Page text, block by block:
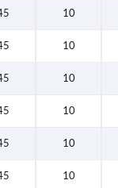
10
10
10
10
10
10